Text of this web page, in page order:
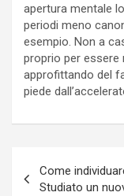
apertura mentale
periodi meno
esempio. Non a
proprio per essere
approfittando del
piede
articoli
Come
Studiato un